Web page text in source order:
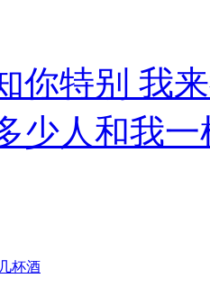
你特别 我
少人和我一
杯酒